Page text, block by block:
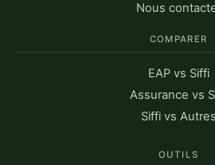
Nous
COMPARER
EAP vs Siffi
Assurance vs
Siffi vs Autres
OUTILS